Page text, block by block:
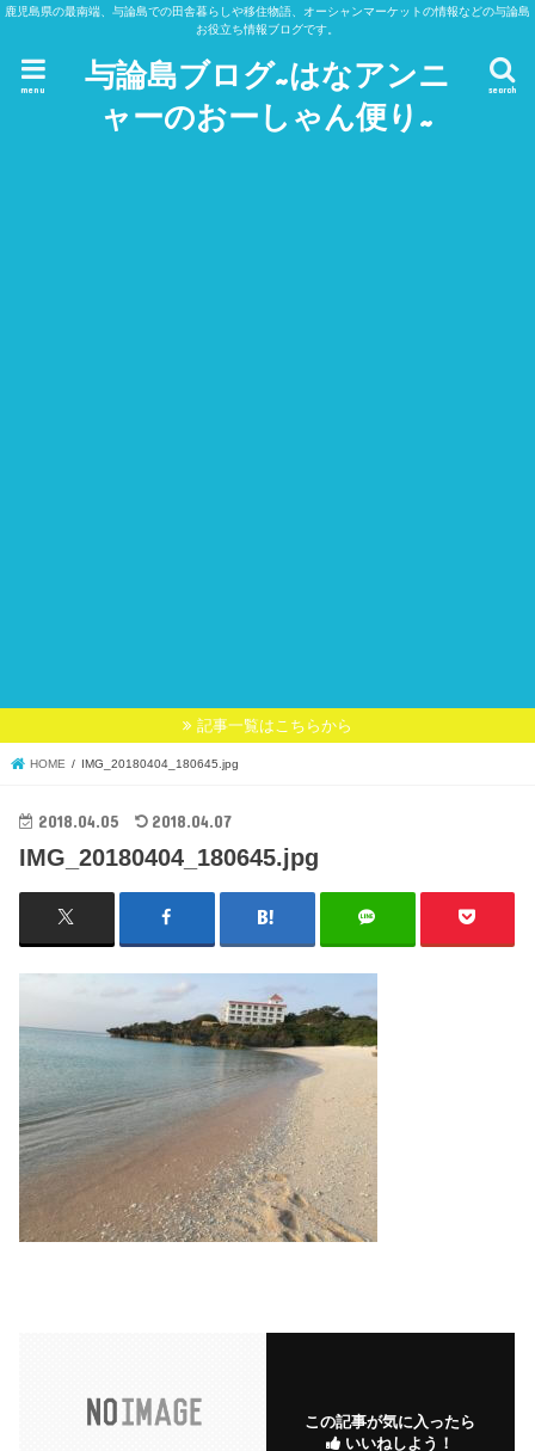
鹿児島県の最南端、与論島での田舎暮らしや移住物語、オーシャンマーケットの情報などの与論島
お役立ち情報ブログです。
与論島ブログ~はなアンニ
ャーのおーしゃん便り~
search
menu
記事一覧はこちらから
HOME IMG_20180404_180645.jpg
2018.04.05 2018.04.07
IMG_20180404_180645.jpg
この記事が気に入ったら
いいねしよう！